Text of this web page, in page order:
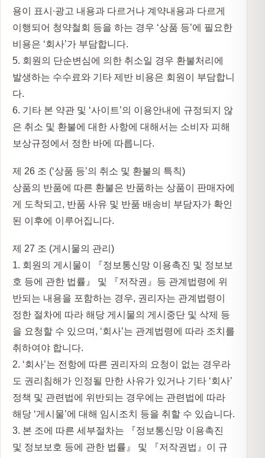
용이 표시∙광고 내용과 다르거나 계약내용과 다르게
이행되어 청약철회 등을 하는 경우 ‘상품 등’에 필요한
비용은 ‘회사’가 부담합니다.
5. 회원의 단순변심에 의한 취소일 경우 환불처리에
발생하는 수수료와 기타 제반 비용은 회원이 부담합니
다.
6. 기타 본 약관 및 ‘사이트’의 이용안내에 규정되지 않
은 취소 및 환불에 대한 사항에 대해서는 소비자 피해
보상규정에서 정한 바에 따릅니다.
제 26 조 (‘상품 등’의 취소 및 환불의 특칙)
상품의 반품에 따른 환불은 반품하는 상품이 판매자에
게 도착되고, 반품 사유 및 반품 배송비 부담자가 확인
된 이후에 이루어집니다.
제 27 조 (게시물의 관리)
1. 회원의 게시물이 『정보통신망 이용촉진 및 정보보
호 등에 관한 법률』 및 『저작권』등 관계법령에 위
반되는 내용을 포함하는 경우, 권리자는 관계법령이
정한 절차에 따라 해당 게시물의 게시중단 및 삭제 등
을 요청할 수 있으며, ‘회사’는 관계법령에 따라 조치를
취하여야 합니다.
2. ‘회사’는 전항에 따른 권리자의 요청이 없는 경우라
도 권리침해가 인정될 만한 사유가 있거나 기타 ‘회사’
정책 및 관련법에 위반되는 경우에는 관련법에 따라
해당 ‘게시물’에 대해 임시조치 등을 취할 수 있습니다.
3. 본 조에 따른 세부절차는 『정보통신망 이용촉진
및 정보보호 등에 관한 법률』 및 『저작권법』이 규